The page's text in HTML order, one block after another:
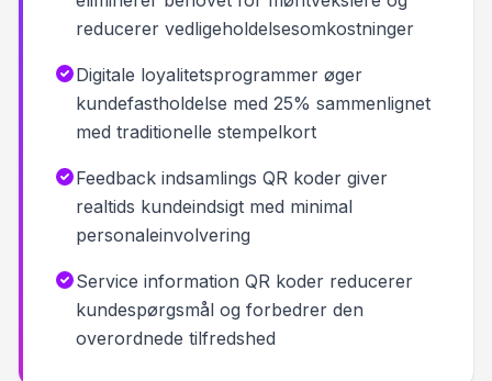
reducerer vedligeholdelsesomkostninger
Digitale loyalitetsprogrammer øger
kundefastholdelse med 25% sammenlignet
med traditionelle stempelkort
Feedback indsamlings QR koder giver
realtids kundeindsigt med minimal
personaleinvolvering
Service information QR koder reducerer
kundespørgsmål og forbedrer den
overordnede tilfredshed